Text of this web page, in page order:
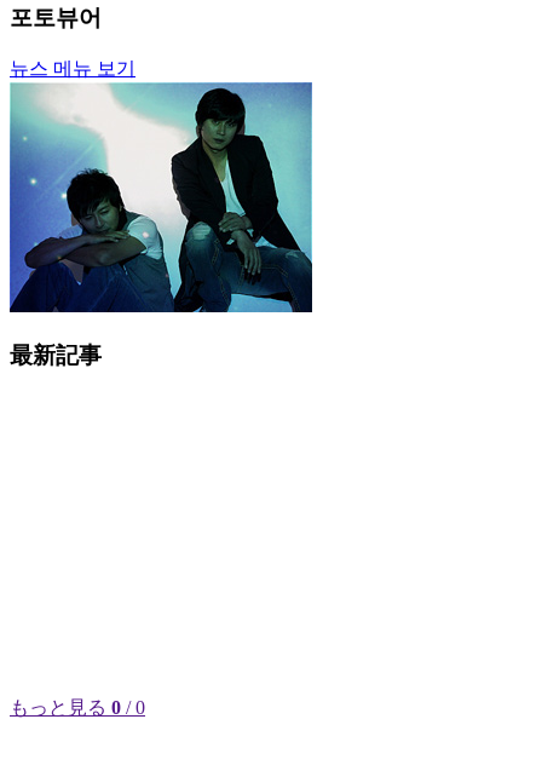
포토뷰어
뉴스 메뉴 보기
最新記事
もっと見る 0 / 0